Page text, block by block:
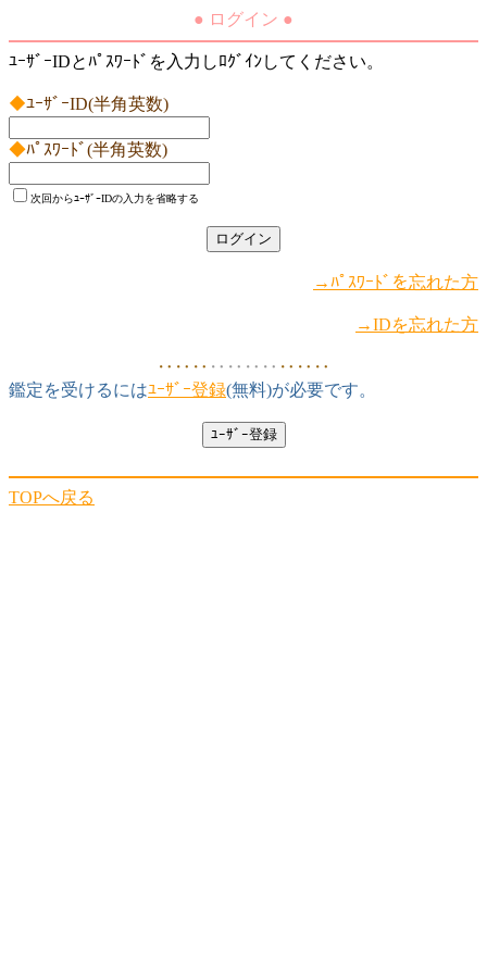
● ログイン ●
ﾕｰｻﾞｰIDとﾊﾟｽﾜｰﾄﾞを入力しﾛｸﾞｲﾝしてください。
◆ﾕｰｻﾞｰID(半角英数)
◆ﾊﾟｽﾜｰﾄﾞ(半角英数)
次回からﾕｰｻﾞｰIDの入力を省略する
→ﾊﾟｽﾜｰﾄﾞを忘れた方
→IDを忘れた方
‥‥‥ ‥‥‥‥ ‥‥‥
鑑定を受けるにはﾕｰｻﾞｰ登録(無料)が必要です。
TOPへ戻る